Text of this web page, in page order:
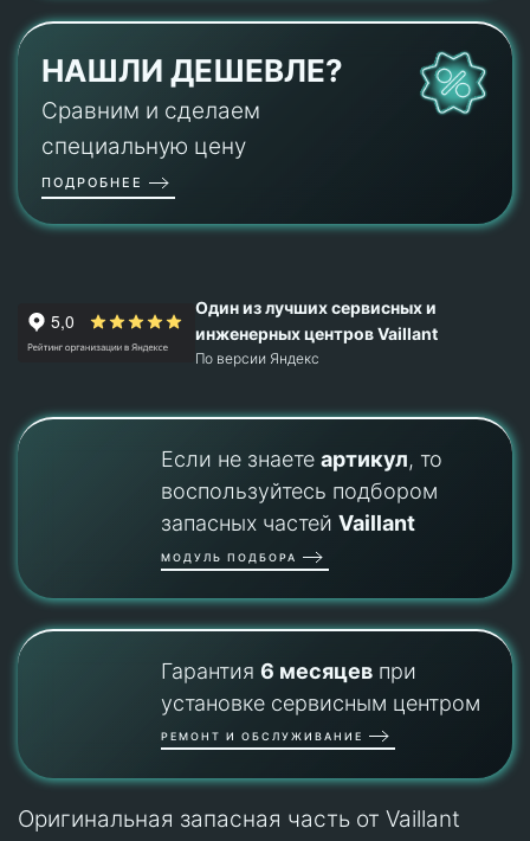
НАШЛИ ДЕШЕВЛЕ?
Сравним и сделаем
специальную цену
ПОДРОБНЕЕ
Один из лучших сервисных и
инженерных центров Vaillant
По версии Яндекс
Если не знаете артикул, то
воспользуйтесь подбором
запасных частей Vaillant
МОДУЛЬ ПОДБОРА
Гарантия 6 месяцевпри
установке сервисным центром
РЕМОНТ И ОБСЛУЖИВАНИЕ
Оригинальная запасная часть от Vaillant